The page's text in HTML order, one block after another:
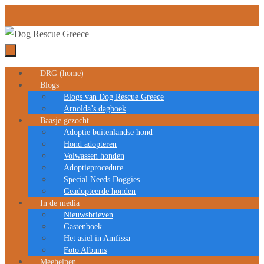
naar
de
inhoud
inhoud
DRG (home)
Blogs
Blogs van Dog Rescue Greece
Arnolda’s dagboek
Baasje gezocht
Adoptie buitenlandse hond
Hond adopteren
Volwassen honden
Adoptieprocedure
Special Needs Doggies
Geadopteerde honden
In de media
Nieuwsbrieven
Gastenboek
Het asiel in Amfissa
Foto Albums
Meehelpen